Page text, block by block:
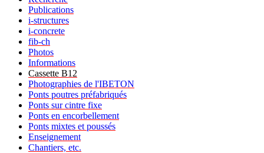
Publications
i-structures
i-concrete
fib-ch
Photos
Informations
Cassette B12
Photographies de l'IBETON
Ponts poutres préfabriqués
Ponts sur cintre fixe
Ponts en encorbellement
Ponts mixtes et poussés
Enseignement
Chantiers, etc.